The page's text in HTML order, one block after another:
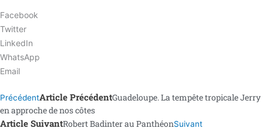
Facebook
Twitter
LinkedIn
WhatsApp
Email
PrécédentArticle PrécédentGuadeloupe. La tempête tropicale Jerry
en approche de nos côtes
Article SuivantRobert Badinter au PanthéonSuivant